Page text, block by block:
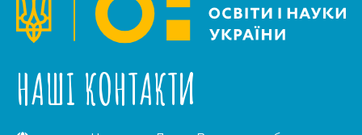
НАШІ КОНТАКТИ